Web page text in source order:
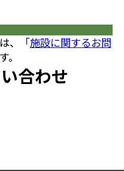
、「施設に関するお問
合わせ